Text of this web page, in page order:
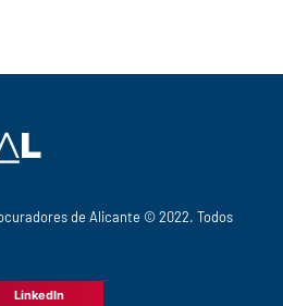
de Alicante © 2022. Todos
LinkedIn